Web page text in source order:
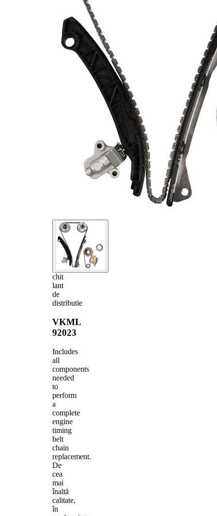
chit
lant
de
distributie
VKML
92023
Includes
all
components
needed
to
perform
a
complete
engine
timing
belt
chain
replacement.
De
cea
mai
înaltă
calitate,
în